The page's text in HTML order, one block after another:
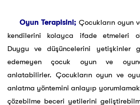
Oyun Terapisini; Çocukların oyun
kendilerini kolayca ifade etmeleri
Duygu ve düşüncelerini yetişkinler
edemeyen çocuk oyun ve
anlatabilirler. Çocukların oyun ve
anlatma yöntemini anlayıp yorumlamak
çözebilme beceri yetilerini